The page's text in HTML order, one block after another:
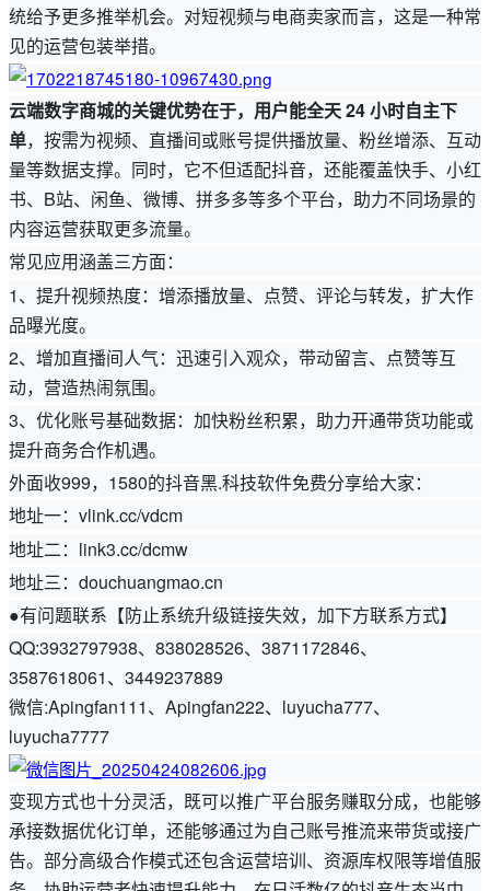
统给予更多推举机会。对短视频与电商卖家而言，这是一种常
见的运营包装举措。
云端数字商城的关键优势在于，用户能全天 24 小时自主下
单，按需为视频、直播间或账号提供播放量、粉丝增添、互动
量等数据支撑。同时，它不但适配抖音，还能覆盖快手、小红
书、B站、闲鱼、微博、拼多多等多个平台，助力不同场景的
内容运营获取更多流量。
常见应用涵盖三方面：
1、提升视频热度：增添播放量、点赞、评论与转发，扩大作
品曝光度。
2、增加直播间人气：迅速引入观众，带动留言、点赞等互
动，营造热闹氛围。
3、优化账号基础数据：加快粉丝积累，助力开通带货功能或
提升商务合作机遇。
外面收999，1580的抖音黑.科技软件免费分享给大家：
地址一：vlink.cc/vdcm
地址二：link3.cc/dcmw
地址三：douchuangmao.cn
●有问题联系【防止系统升级链接失效，加下方联系方式】
QQ:3932797938、838028526、3871172846、
3587618061、3449237889
微信:Apingfan111、Apingfan222、luyucha777、
luyucha7777
变现方式也十分灵活，既可以推广平台服务赚取分成，也能够
承接数据优化订单，还能够通过为自己账号推流来带货或接广
告。部分高级合作模式还包含运营培训、资源库权限等增值服